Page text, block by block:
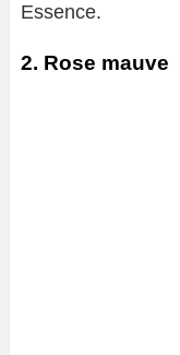
Essence.
2. Rose mauve